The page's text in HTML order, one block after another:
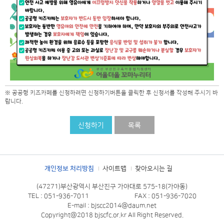
※ 공공형 키즈카페를 신청하려면 신청하기버튼을 클릭한 후 신청서를 작성해 주시기 바
랍니다.
신청하기 목록
개인정보 처리방침 사이트맵 찾아오시는 길
(47271)부산광역시 부산진구 가야대로 575-18(가야동)
TEL : 051-936-7011
FAX : 051-936-7020
E-mail : bjscc2014@daum.net
Copyright@2018 bjscfc.or.kr All Right Reserved.